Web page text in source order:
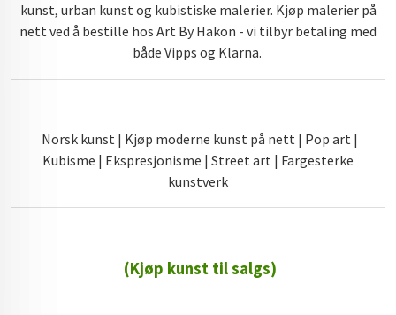
kunst, urban kunst og kubistiske malerier. Kjøp malerier på
nett ved å bestille hos Art By Hakon - vi tilbyr betaling med
både Vipps og Klarna.
Norsk kunst | Kjøp moderne kunst på nett | Pop art |
Kubisme | Ekspresjonisme | Street art | Fargesterke
kunstverk
(Kjøp kunst til salgs)